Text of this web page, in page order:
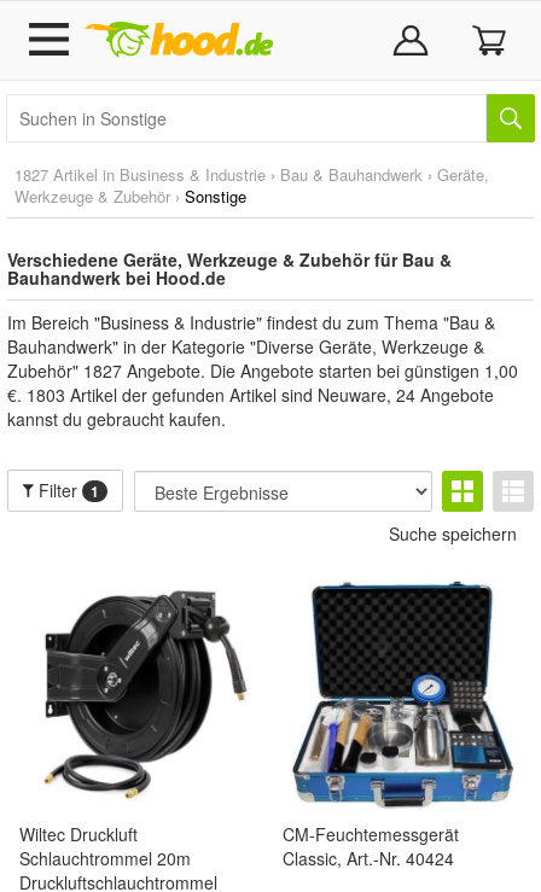
1827 Artikel in Business & Industrie › Bau & Bauhandwerk › Geräte,
Werkzeuge & Zubehör › Sonstige
Verschiedene Geräte, Werkzeuge & Zubehör für Bau &
Bauhandwerk bei Hood.de
Im Bereich "Business & Industrie" findest du zum Thema "Bau &
Bauhandwerk" in der Kategorie "Diverse Geräte, Werkzeuge &
Zubehör" 1827 Angebote. Die Angebote starten bei günstigen 1,00
€. 1803 Artikel der gefunden Artikel sind Neuware, 24 Angebote
kannst du gebraucht kaufen.
Filter 1
Suche speichern
Wiltec Druckluft
Schlauchtrommel 20m
Druckluftschlauchtrommel
CM-Feuchtemessgerät
Classic, Art.-Nr. 40424